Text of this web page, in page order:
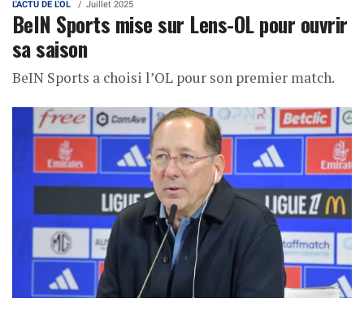
L'ACTU DE L'OL Juillet 2025
BeIN Sports mise sur Lens-OL pour ouvrir
sa saison
BeIN Sports a choisi l’OL pour son premier match.